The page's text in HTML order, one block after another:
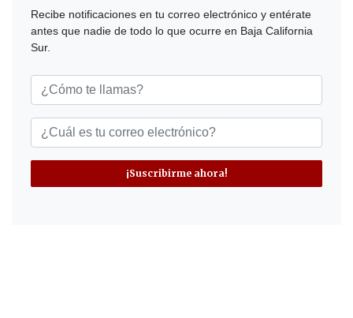
Recibe notificaciones en tu correo electrónico y entérate
antes que nadie de todo lo que ocurre en Baja California
Sur.
¡Suscribirme ahora!